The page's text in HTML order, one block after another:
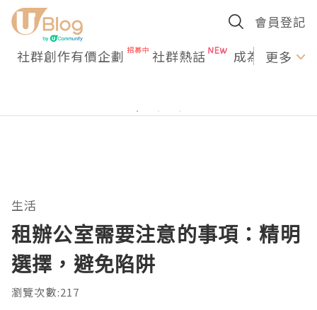
會員登記
社群創作有價企劃 社群熱話 成為U更多
生活
租辦公室需要注意的事項：精明
選擇，避免陷阱
瀏覽次數:217